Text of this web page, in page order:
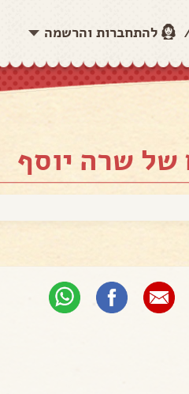
להתחברות והרשמה
של שרה יוסף